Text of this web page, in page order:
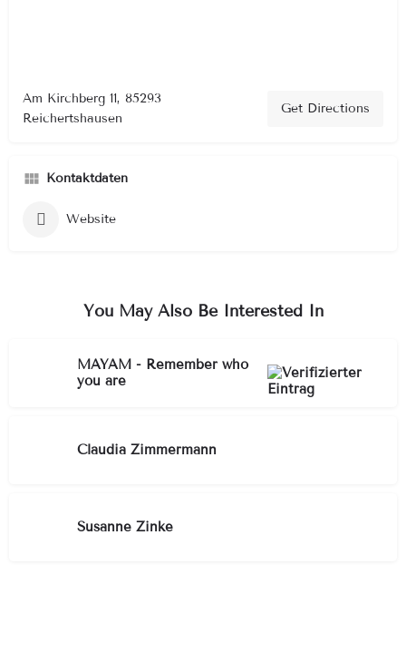
Am Kirchberg 11, 85293
Reichertshausen
Get Directions
Kontaktdaten
Website
You May Also Be Interested In
MAYAM - Remember who
you are
Claudia Zimmermann
Susanne Zinke